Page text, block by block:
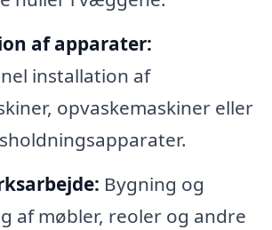
af apparater:
installation af
opvaskemaskiner eller
Bygning og
af møbler, reoler og andre